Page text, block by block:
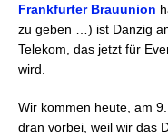
Frankfurter Brauunion
zu geben …) ist Danzig
Telekom, das jetzt für
wird.
Wir kommen heute, am
dran vorbei, weil wir das